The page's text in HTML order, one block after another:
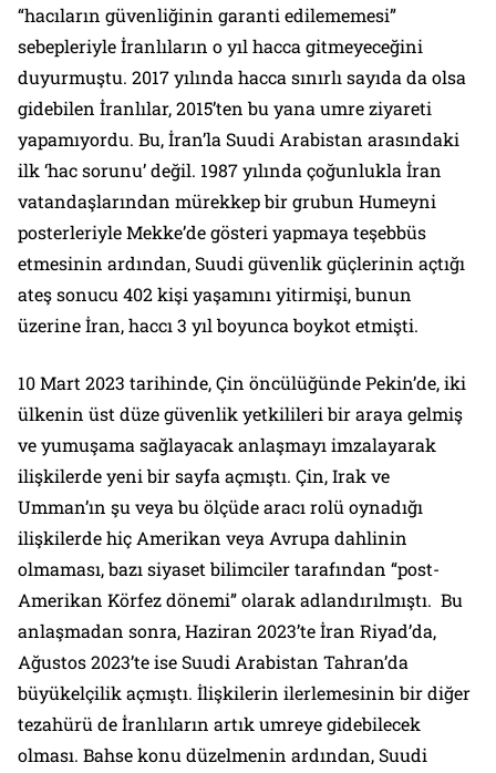
“hacıların güvenliğinin garanti edilememesi”
sebepleriyle İranlıların o yıl hacca gitmeyeceğini
duyurmuştu. 2017 yılında hacca sınırlı sayıda da olsa
gidebilen İranlılar, 2015’ten bu yana umre ziyareti
yapamıyordu. Bu, İran’la Suudi Arabistan arasındaki
ilk ‘hac sorunu’ değil. 1987 yılında çoğunlukla İran
vatandaşlarından mürekkep bir grubun Humeyni
posterleriyle Mekke’de gösteri yapmaya teşebbüs
etmesinin ardından, Suudi güvenlik güçlerinin açtığı
ateş sonucu 402 kişi yaşamını yitirmişi, bunun
üzerine İran, haccı 3 yıl boyunca boykot etmişti.
10 Mart 2023 tarihinde, Çin öncülüğünde Pekin’de, iki
ülkenin üst düze güvenlik yetkilileri bir araya gelmiş
ve yumuşama sağlayacak anlaşmayı imzalayarak
ilişkilerde yeni bir sayfa açmıştı. Çin, Irak ve
Umman’ın şu veya bu ölçüde aracı rolü oynadığı
ilişkilerde hiç Amerikan veya Avrupa dahlinin
olmaması, bazı siyaset bilimciler tarafından “post-
Amerikan Körfez dönemi” olarak adlandırılmıştı. Bu
anlaşmadan sonra, Haziran 2023’te İran Riyad’da,
Ağustos 2023’te ise Suudi Arabistan Tahran’da
büyükelçilik açmıştı. İlişkilerin ilerlemesinin bir diğer
tezahürü de İranlıların artık umreye gidebilecek
olması. Bahse konu düzelmenin ardından, Suudi